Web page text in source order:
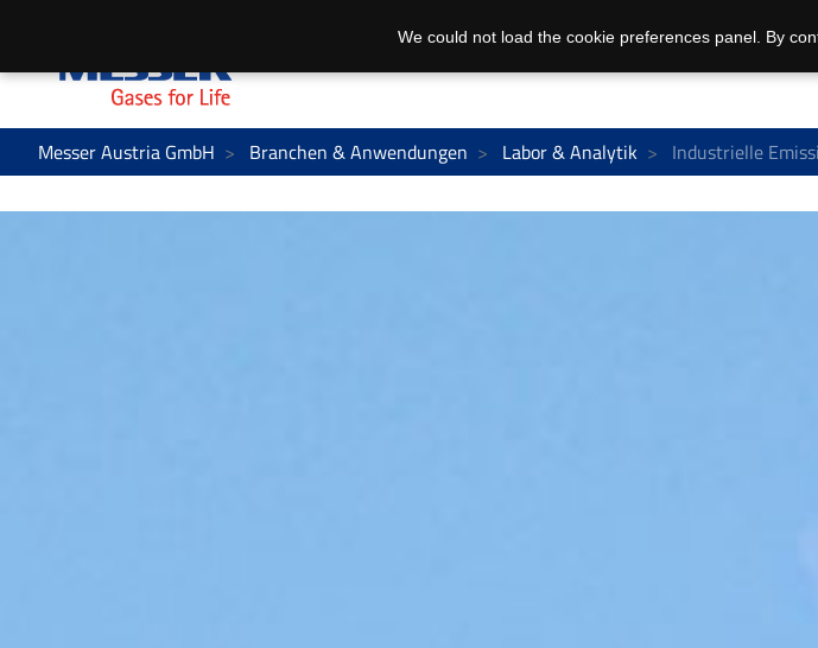
Messer Austria GmbH Branchen & Anwendungen Labor & Analytik Industrielle
We could not load the cookie preferences panel. By